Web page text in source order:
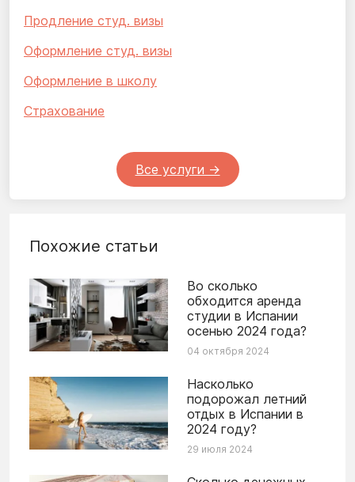
Продление студ. визы
Оформление студ. визы
Оформление в школу
Страхование
Все услуги ->
Похожие статьи
Во сколько
обходится аренда
студии в Испании
осенью 2024 года?
04 октября 2024
Насколько
подорожал летний
отдых в Испании в
2024 году?
29 июля 2024